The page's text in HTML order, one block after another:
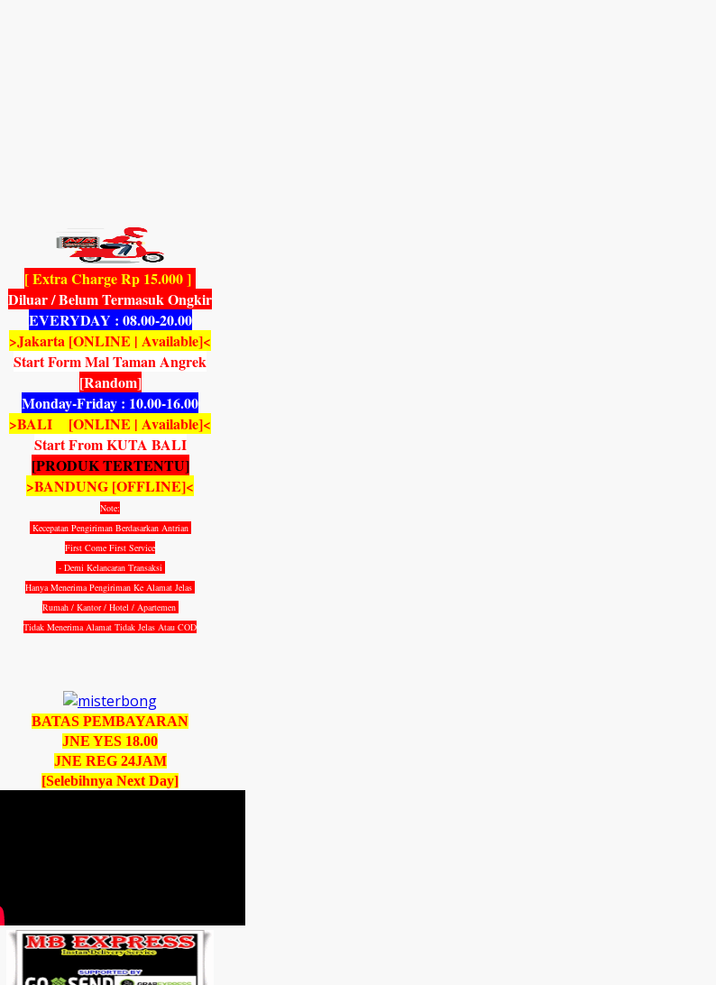
[ Extra Charge Rp 15.000 ]
Diluar / Belum Termasuk Ongkir
EVERYDAY : 08.00-20.00
>Jakarta [ONLINE | Available]<
Start Form Mal Taman Angrek
[Random]
Monday-Friday : 10.00-16.00
>BALI [ONLINE | Available]<
Start From KUTA BALI
[PRODUK TERTENTU]
>BANDUNG [OFFLINE]<
Note:
Kecepatan Pengiriman Berdasarkan Antrian
First Come First Service
- Demi Kelancaran Transaksi
Hanya Menerima Pengiriman Ke Alamat Jelas
Rumah / Kantor / Hotel / Apartemen
Tidak Menerima Alamat Tidak Jelas Atau COD
BATAS PEMBAYARAN
JNE YES 18.00
JNE REG 24JAM
[Selebihnya Next Day]